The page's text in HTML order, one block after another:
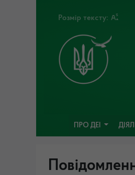
Розмір тексту:
ПРО ДЕІ